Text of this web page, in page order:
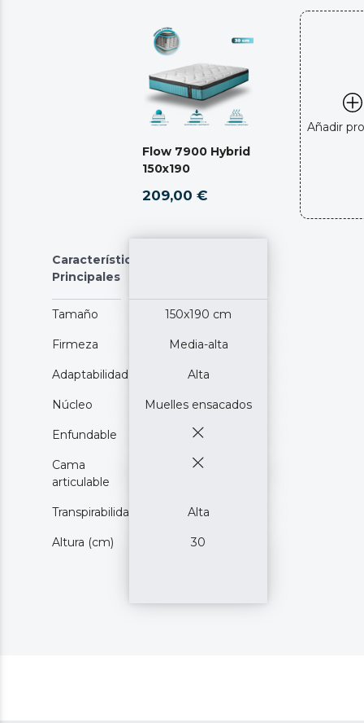
Flow 7900 Hybrid
150x190
209,00 €
Añadir
Características
Principales
Tamaño 150x190 cm
Firmeza Media-alta
Adaptabilidad Alta
Núcleo Muelles ensacados
Enfundable
Cama
articulable
Transpirabilidad Alta
Altura (cm) 30